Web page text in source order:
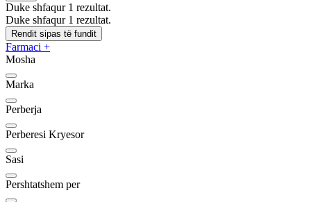
Duke shfaqur 1 rezultat.
Duke shfaqur 1 rezultat.
Rendit sipas të fundit
Farmaci +
Mosha
Marka
Perberja
Perberesi Kryesor
Sasi
Pershtatshem per